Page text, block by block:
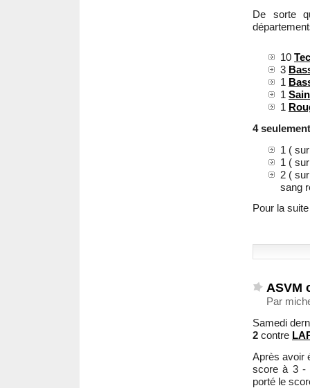
De sorte
10
3
1
1
1
4
1 (
1 (
2 (
sang
Pour la
ASVM
Par
Samedi
2 contre
Après avoir
score à 3 -
porté le